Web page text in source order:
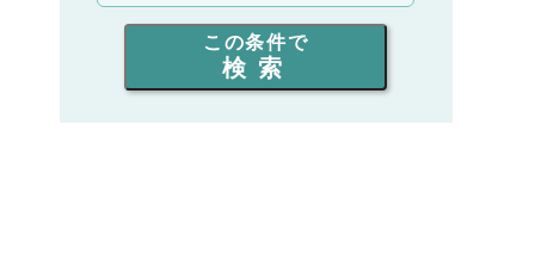
出力を選ぶ
同時通話人数を選ぶ
この条件で
検索